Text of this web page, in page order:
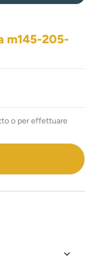
m145-205-
o per effettuare
